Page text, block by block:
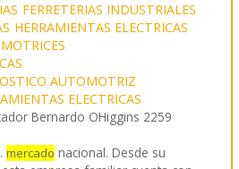
FERRETERIAS INDUSTRIALES
HERRAMIENTAS ELECTRICAS
AUTOMOTRIZ
ELECTRICAS
Bernardo OHiggins 2259
mercado nacional. Desde su